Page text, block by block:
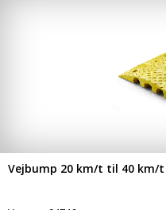
Vejbump 20 km/t til 40 km/